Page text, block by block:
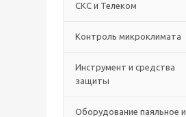
СКС и Телеком
Контроль микроклимата
Инструмент и средства
защиты
Оборудование паяльное и